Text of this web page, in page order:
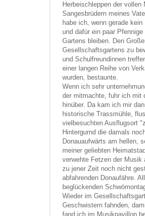
Herbeischleppen der
Sangesbrüdern meines
habe ich, wenn gerade
und dafür ein paar
Gartens bleiben. Den
Gesellschaftsgartens zu
und Schulfreundinnen
einer langen Reihe von
wurden, bestaunte.
Wenn ich sehr
der mitmachte, fuhr ich mit
hinüber. Da kam ich mir
historische Trassmühle,
vielbesuchten Ausflugsort
Hintergurnd die damals
Donauaufwärts am hellen,
meiner geliebten
verwehte Fetzen der Musik
zu jener Zeit noch nicht
abfahrenden Donaufähre.
beglückenden
Wieder im
Geschwistern fahnden,
fand ich im Musikpavillon